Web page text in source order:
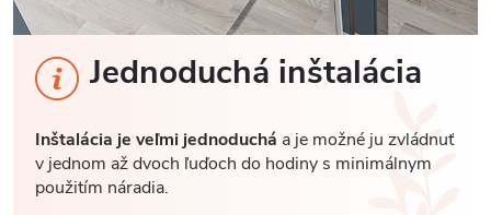
Jednoduchá inštalácia
Inštalácia je veľmi jednoduchá a je možné ju zvládnuť
v jednom až dvoch ľuďoch do hodiny s minimálnym
použitím náradia.